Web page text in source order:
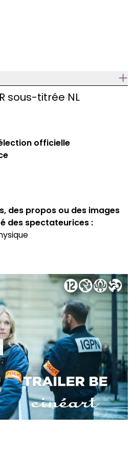
sous-titrée NL
officielle
des propos ou des images
des spectateurices :